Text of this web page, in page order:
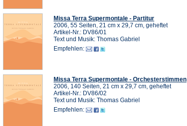
Missa Terra Supermontale - Partitur
2006, 55 Seiten, 21 cm x 29,7 cm, geheftet
Artikel-Nr.: DV86/01
Text und Musik: Thomas Gabriel
Empfehlen:
Missa Terra Supermontale - Orchesterstimmen
2006, 140 Seiten, 21 cm x 29,7 cm, geheftet
Artikel-Nr.: DV86/02
Text und Musik: Thomas Gabriel
Empfehlen: